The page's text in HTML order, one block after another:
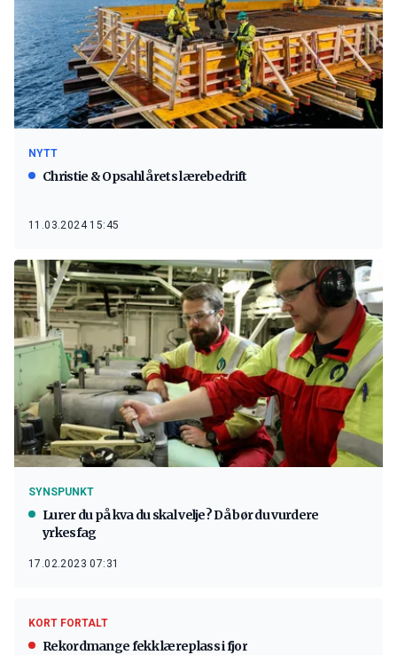
NYTT
Christie & Opsahl årets lærebedrift
11.03.2024 15:45
SYNSPUNKT
Lurer du på kva du skal velje? Då bør du vurdere
yrkesfag
17.02.2023 07:31
KORT FORTALT
Rekordmange fekk læreplass i fjor